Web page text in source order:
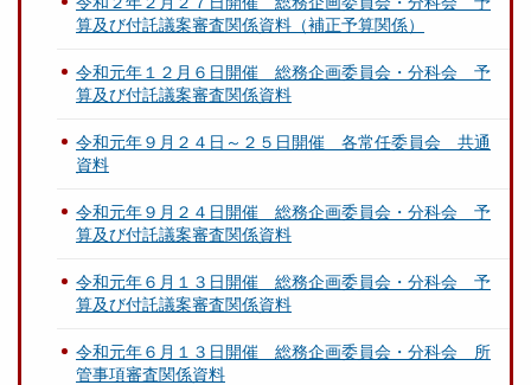
算及び付託議案審査関係資料（補正予算関係）
令和元年１２月６日開催 総務企画委員会・分科会 予
算及び付託議案審査関係資料
令和元年９月２４日～２５日開催 各常任委員会 共通
資料
令和元年９月２４日開催 総務企画委員会・分科会 予
算及び付託議案審査関係資料
令和元年６月１３日開催 総務企画委員会・分科会 予
算及び付託議案審査関係資料
令和元年６月１３日開催 総務企画委員会・分科会 所
管事項審査関係資料